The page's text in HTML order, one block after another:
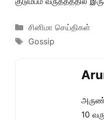
Categories
சினிமா செய்திகள்
Tags
Gossip
அருண்
10